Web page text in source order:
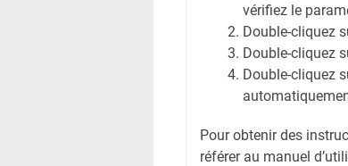
vérifiez le
Double-cliquez
Double-cliquez
Double-cliquez
Pour obtenir des
référer au manuel